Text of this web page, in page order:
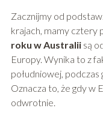
Zacznijmy od
krajach, mamy cztery
roku w Australiisą
Europy. Wynika to z
południowej, podczas
Oznacza to, że gdy w
odwrotnie.